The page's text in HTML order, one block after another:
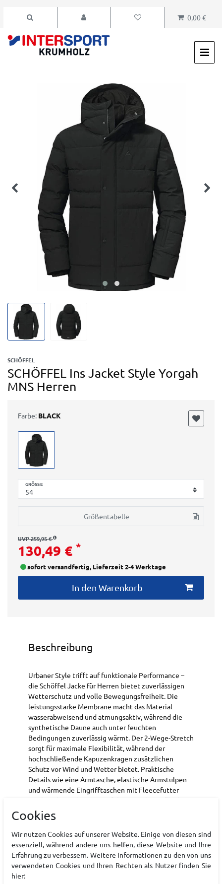
0,00 €
SCHÖFFEL
SCHÖFFEL Ins Jacket Style Yorgah
MNS Herren
GRÖSSE
Größentabelle
Farbe: BLACK
UVP 259,95 €
130,49 € *
sofort versandfertig, Lieferzeit 2-4 Werktage
In den Warenkorb
Beschreibung
Urbaner Style trifft auf funktionale Performance –
die Schöffel Jacke für Herren bietet zuverlässigen
Wetterschutz und volle Bewegungsfreiheit. Die
leistungsstarke Membrane macht das Material
wasserabweisend und atmungsaktiv, während die
synthetische Daune auch unter feuchten
Bedingungen zuverlässig wärmt. Der 2-Wege-Stretch
sorgt für maximale Flexibilität, während der
hochschließende Kapuzenkragen zusätzlichen
Schutz vor Wind und Wetter bietet. Praktische
Details wie eine Armtasche, elastische Armstulpen
und wärmende Eingrifftaschen mit Fleecefutter
machen die Jacke zum perfekten Begleiter für aktive
Tage in der Stadt oder unterwegs.
Membrane (10k mm/10k MVTR)
Synthetische Daune bewahrt Wärme auch
unter feuchten Bedingungen
Hohe Bewegungsfreiheit durch 2-Wege-
Cookies
Wir nutzen Cookies auf unserer Website. Einige von diesen sind
essenziell, während andere uns helfen, diese Website und Ihre
Erfahrung zu verbessern. Weitere Informationen zu den von uns
verwendeten Cookies und Ihren Rechten als Nutzer finden Sie
hier: